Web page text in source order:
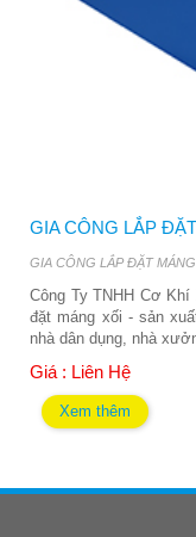
GIA CÔNG LẮP
GIA CÔNG LẮP ĐẶT
Công Ty TNHH Cơ
đặt máng xối - sản
nhà dân dụng, nhà
Giá : Liên Hệ
Xem thêm